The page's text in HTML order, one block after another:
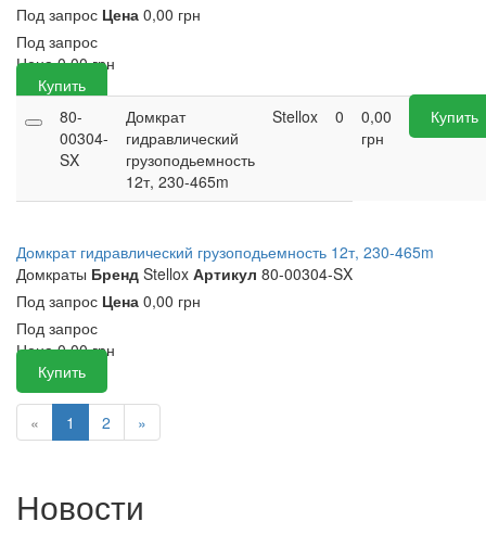
Под запрос Цена 0,00 грн
Под запрос
Цена 0,00грн
Купить
80-
00304-
SX
Домкрат
гидравлический
грузоподьемность
12т, 230-465m
Stellox 0
0,00
грн
Купить
Домкрат гидравлический грузоподьемность 12т, 230-465m
Домкраты Бренд Stellox Артикул 80-00304-SX
Под запрос Цена 0,00 грн
Под запрос
Цена 0,00грн
Купить
« 1 2 »
Новости